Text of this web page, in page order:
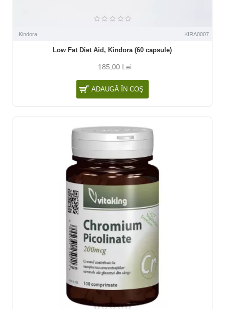
Kindora KIRA0007
Low Fat Diet Aid, Kindora (60 capsule)
185,00 Lei
ADAUGĂ ÎN COŞ